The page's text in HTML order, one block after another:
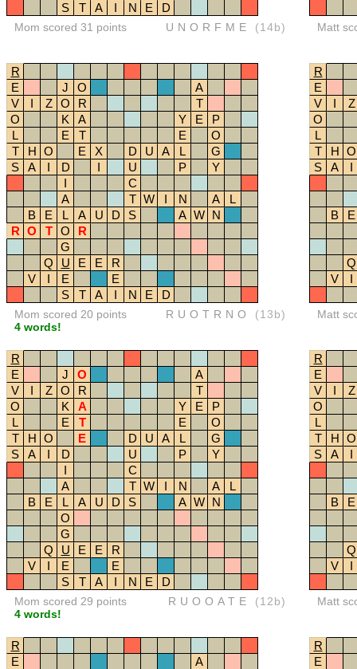
S
T A I N E D
Mom scored 31 points UNORFME (14b) Matt
R
E
J O
A
V
I Z O R
T
O
K A Y E
P
L
E T E
O
T
H O E X D U A L
G
S
A I D I U P
Y
I
C
A
T W I N A
L
B
E L A U D S A W N
R O T O
R
G
Q
U E E
R
V
I E
E
S
T A I N E D
Mom scored 20 points
4 words!
RUOTRNO (13b)
R
E
V
I
Z
O
L
T
H O
S
A I
B E
Q
V
I
Matt
R
E
J O
A
V
I Z O R
T
O
K A Y E
P
L
E T E
O
T
H O E D U A L
G
S
A I D U P
Y
I
C
A
T W I N A
L
B
E L A U D S A W N
O
G
Q
U E E
R
V
I E
E
S
T A I N E D
Mom scored 29 points
4 words!
RUOOATE (12b)
R
E
V
I
Z
O
L
T
H O
S
A I
B E
Q
V
I
Matt
R
E
A
R
E